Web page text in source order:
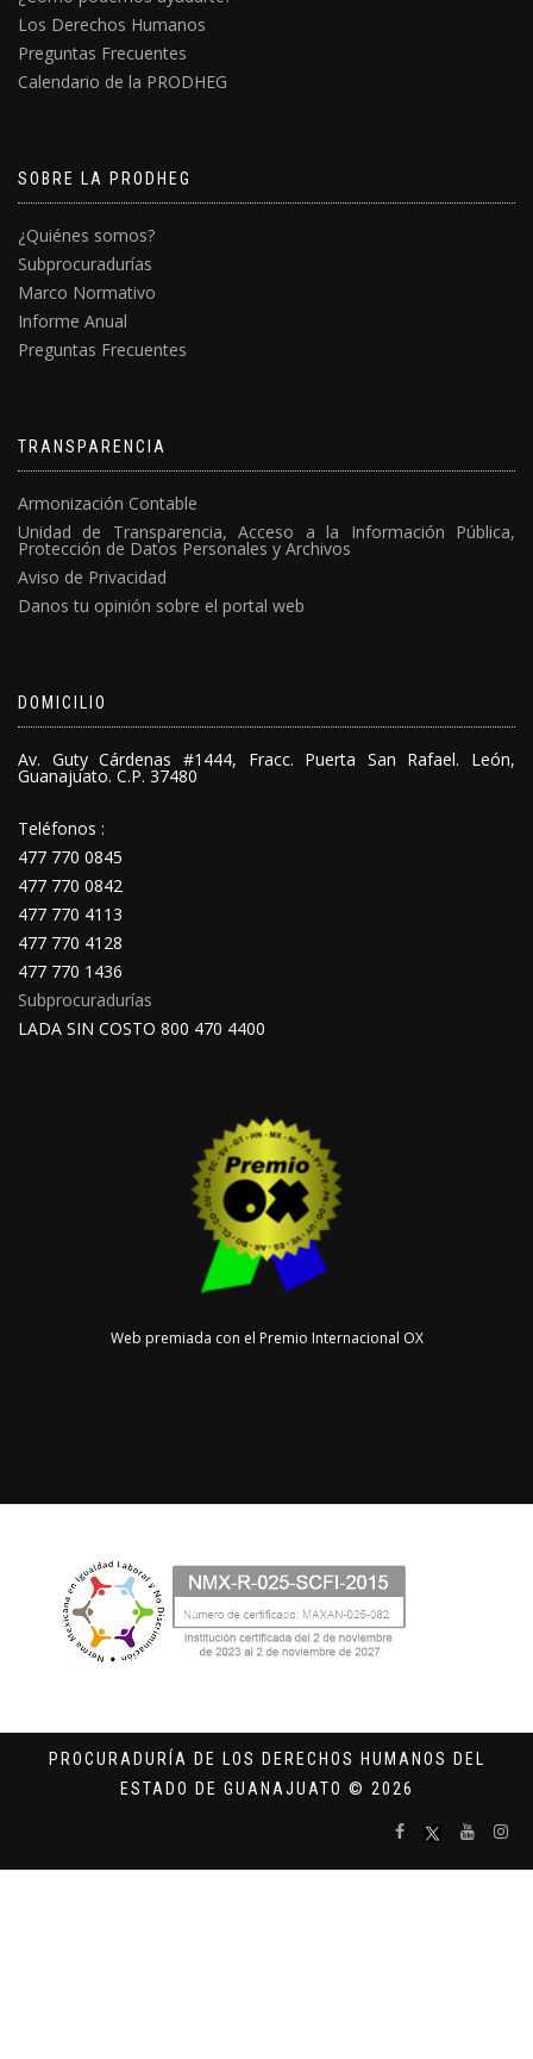
Los Derechos Humanos
Preguntas Frecuentes
Calendario de la PRODHEG
SOBRE LA PRODHEG
¿Quiénes somos?
Subprocuradurías
Marco Normativo
Informe Anual
Preguntas Frecuentes
TRANSPARENCIA
Armonización Contable
Unidad de Transparencia, Acceso a la Información Pública,
Protección de Datos Personales y Archivos
Aviso de Privacidad
Danos tu opinión sobre el portal web
DOMICILIO
Av. Guty Cárdenas #1444, Fracc. Puerta San Rafael. León,
Guanajuato. C.P. 37480
Teléfonos :
477 770 0845
477 770 0842
477 770 4113
477 770 4128
477 770 1436
Subprocuradurías
LADA SIN COSTO 800 470 4400
Web premiada con el Premio Internacional OX
PROCURADURÍA DE LOS DERECHOS HUMANOS DEL
ESTADO DE GUANAJUATO © 2026